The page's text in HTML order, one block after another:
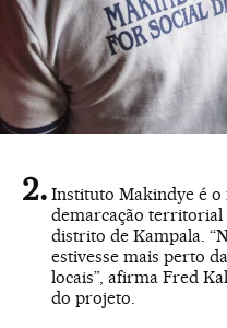
Instituto Makindye é o
demarcação territorial
distrito de Kampala.
estivesse mais perto
locais”, afirma Fred
do projeto.